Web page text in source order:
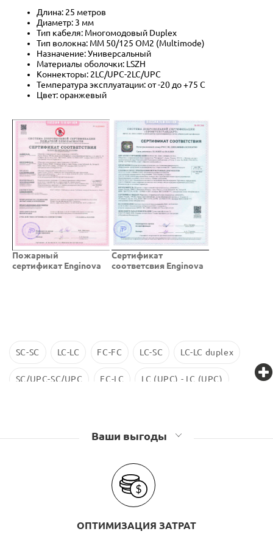
Длина: 25 метров
Диаметр: 3 мм
Тип кабеля: Многомодовый Duplex
Тип волокна: MM 50/125 OM2 (Multimode)
Назначение: Универсальный
Материалы оболочки: LSZH
Коннекторы: 2LC/UPC-2LC/UPC
Температура эксплуатации: от -20 до +75 C
Цвет: оранжевый
Пожарный
сертификат Enginova
Cертификат
соответсвия Enginova
SC-SC LC-LC FC-FC LC-SC LC-LC duplex
SC/UPC-SC/UPC FC-LC LC (UPC) - LC (UPC)
Ваши выгоды
ОПТИМИЗАЦИЯ ЗАТРАТ